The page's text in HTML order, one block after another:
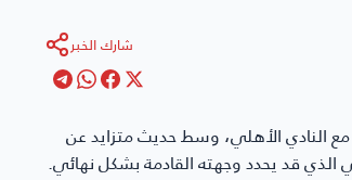
شارك الخبر
النادي الأهلي، وسط حديث متزايد عن
قد يحدد وجهته القادمة بشكل نهائي.